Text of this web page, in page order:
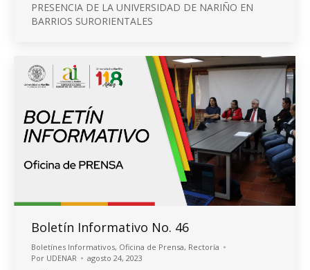
PRESENCIA DE LA UNIVERSIDAD DE NARIÑO EN
BARRIOS SURORIENTALES
Boletín Informativo No. 46
Boletínes Informativos, Oficina de Prensa, Rectoría
Por UDENAR agosto 24, 2023